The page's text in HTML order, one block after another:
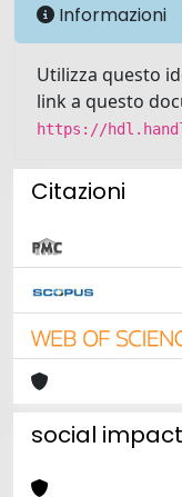
Informazioni
Utilizza questo
link a questo
https://
Citazioni
social impact